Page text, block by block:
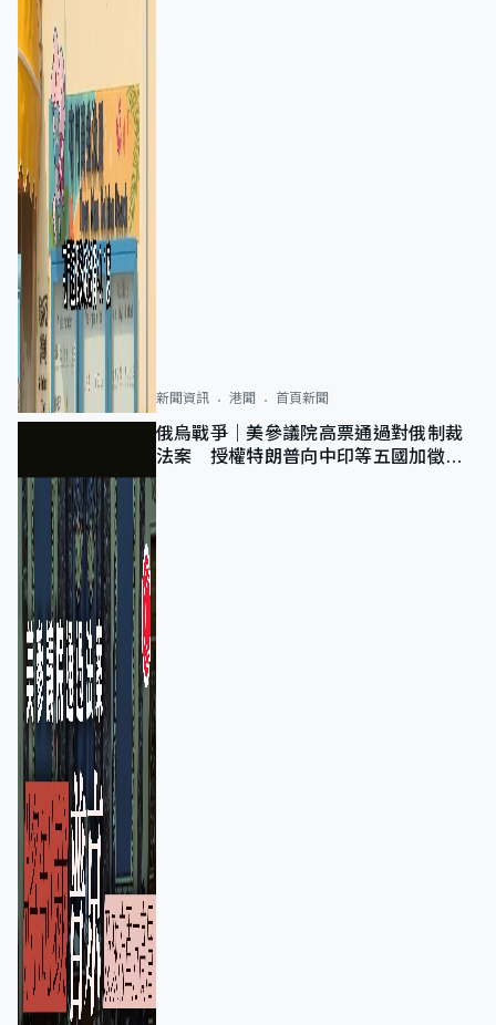
新聞資訊 港聞 首頁新聞
俄烏戰爭｜美參議院高票通過對俄制裁
法案 授權特朗普向中印等五國加徵
100%關稅